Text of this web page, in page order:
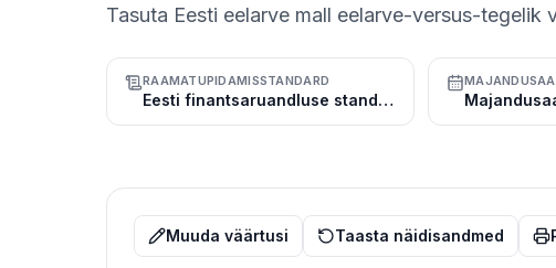
Tasuta Eesti eelarve mall eelarve-versus-
RAAMATUPIDAMISSTANDARD
Eesti finantsaruandluse standard (RTJ)
Muuda väärtusi Taasta näidisandmed